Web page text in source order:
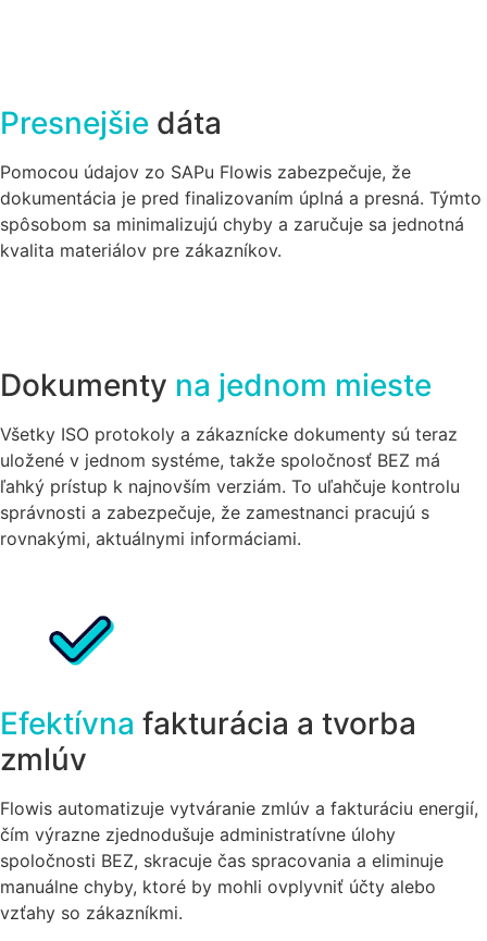
Presnejšie dáta
Pomocou údajov zo SAPu Flowis zabezpečuje, že
dokumentácia je pred finalizovaním úplná a presná. Týmto
spôsobom sa minimalizujú chyby a zaručuje sa jednotná
kvalita materiálov pre zákazníkov.
Dokumenty na jednom mieste
Všetky ISO protokoly a zákaznícke dokumenty sú teraz
uložené v jednom systéme, takže spoločnosť BEZ má
ľahký prístup k najnovším verziám. To uľahčuje kontrolu
správnosti a zabezpečuje, že zamestnanci pracujú s
rovnakými, aktuálnymi informáciami.
Efektívna fakturácia a tvorba
zmlúv
Flowis automatizuje vytváranie zmlúv a fakturáciu energií,
čím výrazne zjednodušuje administratívne úlohy
spoločnosti BEZ, skracuje čas spracovania a eliminuje
manuálne chyby, ktoré by mohli ovplyvniť účty alebo
vzťahy so zákazníkmi.